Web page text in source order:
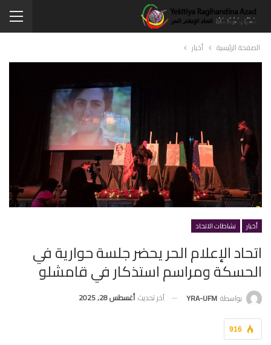
الصفحة الرئيسية أخبار
أخبار نشاطات الاتحاد
اتحاد الإعلام الحر يحضر جلسة حوارية في
الحسكة ومراسم استذكار في قامشلو
بواسطة YRA-UFM آخر تحديث أغسطس 28, 2025
916